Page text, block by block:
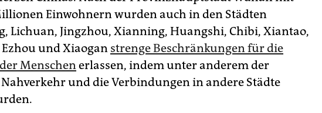
Einwohnern wurden auch in den Städten
Lichuan, Jingzhou, Xianning, Huangshi, Chibi, Xiantao,
und Xiaogan strenge Beschränkungen für die
Menschenerlassen, indem unter anderem der
und die Verbindungen in andere Städte